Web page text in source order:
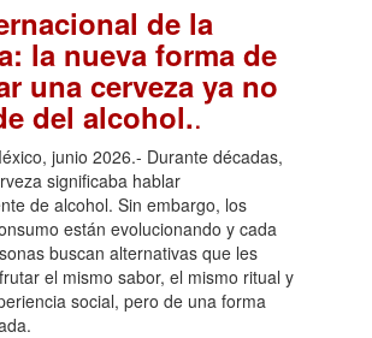
de la
la nueva forma de
una cerveza ya no
del alcohol..
junio 2026.- Durante décadas,
significaba hablar
de alcohol. Sin embargo, los
están evolucionando y cada
buscan alternativas que les
el mismo sabor, el mismo ritual y
social, pero de una forma